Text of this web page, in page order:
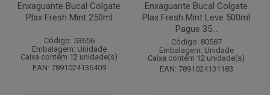
Enxaguante Bucal Colgate
Plax Fresh Mint 250ml
Código: 53656
Embalagem: Unidade
Caixa contém 12 unidade(s)
EAN: 7891024136409
Enxaguante Bucal Colgate
Plax Fresh Mint Leve 500ml
Pague 35...
Código: 80587
Embalagem: Unidade
Caixa contém 12 unidade(s)
EAN: 7891024131183